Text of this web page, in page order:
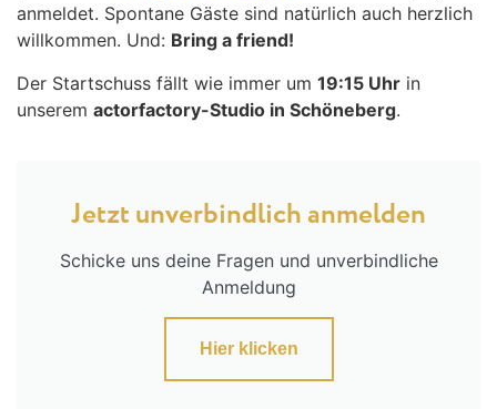
anmeldet. Spontane Gäste sind natürlich auch herzlich
willkommen. Und: Bring a friend!
Der Startschuss fällt wie immer um 19:15 Uhr in
unserem actorfactory-Studio in Schöneberg.
Jetzt unverbindlich anmelden
Schicke uns deine Fragen und unverbindliche
Anmeldung
Hier klicken